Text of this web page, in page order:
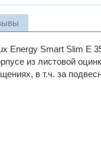
Energy Smart Slim E
из листовой
в т.ч. за